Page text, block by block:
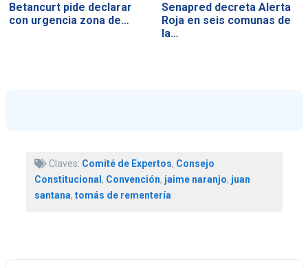
Betancurt pide declarar
con urgencia zona de…
Senapred decreta Alerta
Roja en seis comunas de
la…
Claves: Comité de Expertos, Consejo
Constitucional, Convención, jaime naranjo, juan
santana, tomás de rementería